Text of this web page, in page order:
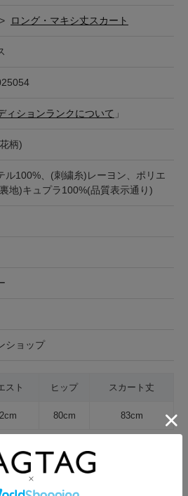
> ロング・マキシ丈スカート
ィションランクについて 」
柄)
ル100%、(刺繍糸)レーヨン、ポリエ
地)キュプラ100%(品質表示通り)
ショップ
スト ヒップ スカート丈
80cm 83cm